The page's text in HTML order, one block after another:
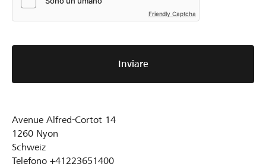
Friendly Captcha
Inviare
Avenue Alfred-Cortot 14
1260 Nyon
Schweiz
Telefono +41223651400